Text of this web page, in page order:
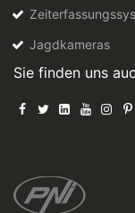
Jagdkameras
Sie finden uns